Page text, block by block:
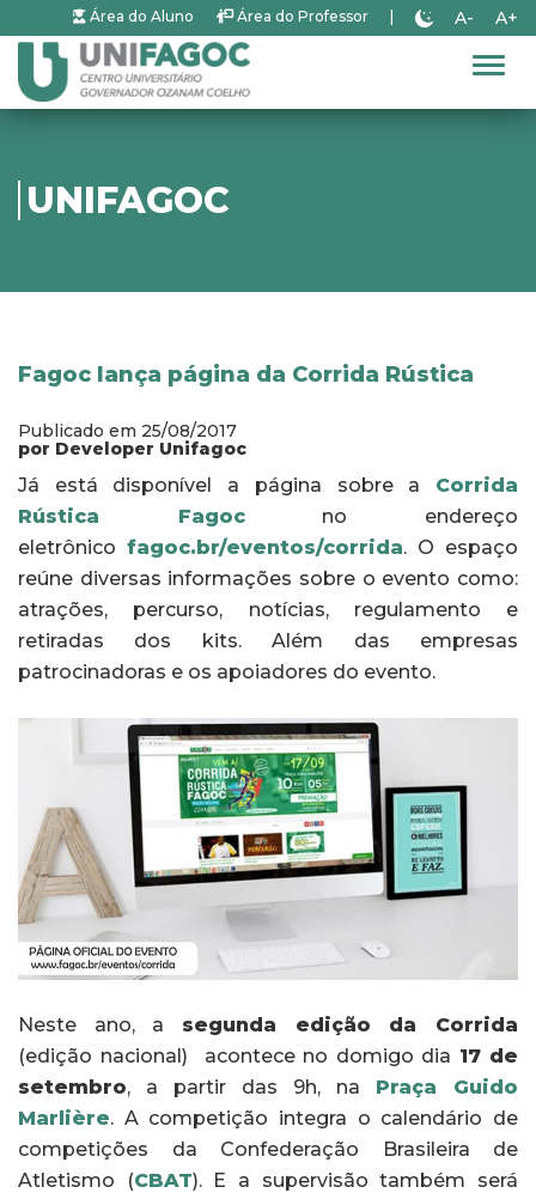
Área do Aluno Área do Professor A- A+
UNIFAGOC
Fagoc lança página da Corrida Rústica
Publicado em 25/08/2017
por Developer Unifagoc
Já está disponível a página sobre a Corrida
Rústica Fagocno endereço
eletrônico fagoc.br/eventos/corrida. O espaço
reúne diversas informações sobre o evento como:
atrações, percurso, notícias, regulamento e
retiradas dos kits. Além das empresas
patrocinadoras e os apoiadores do evento.
Neste ano, a segunda edição da Corrida
(edição nacional)
acontece no domigo dia 17 de
setembro, a partir das 9h, na Praça Guido
Marlière. A competição integra o calendário de
competições da Confederação Brasileira de
Atletismo (CBAT). E a supervisão também será